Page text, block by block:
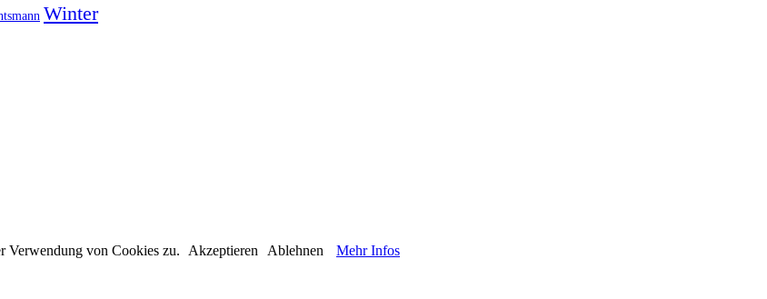
Winter
Verwendung von Cookies zu.
Akzeptieren Ablehnen Mehr Infos